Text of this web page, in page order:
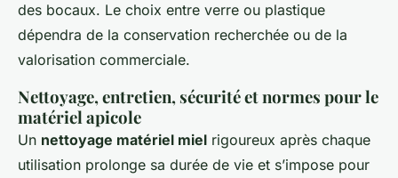
des bocaux. Le choix entre verre ou plastique
dépendra de la conservation recherchée ou de la
valorisation commerciale.
Nettoyage, entretien, sécurité et normes pour le
matériel apicole
Un nettoyage matériel miel rigoureux après chaque
utilisation prolonge sa durée de vie et s’impose pour